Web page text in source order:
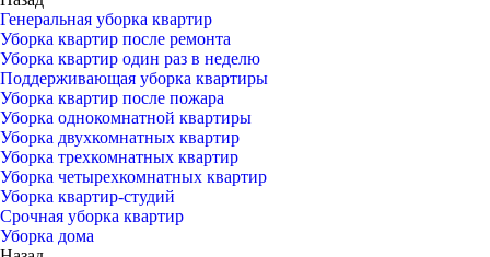
Генеральная уборка квартир
Уборка квартир после ремонта
Уборка квартир один раз в неделю
Поддерживающая уборка квартиры
Уборка квартир после пожара
Уборка однокомнатной квартиры
Уборка двухкомнатных квартир
Уборка трехкомнатных квартир
Уборка четырехкомнатных квартир
Уборка квартир-студий
Срочная уборка квартир
Уборка дома